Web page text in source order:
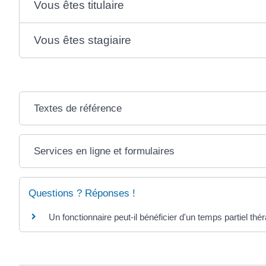
Vous êtes titulaire
Vous êtes stagiaire
Textes de référence
Services en ligne et formulaires
Questions ? Réponses !
Un fonctionnaire peut-il bénéficier d'un temps partiel